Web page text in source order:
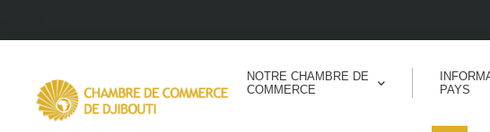
NOTRE CHAMBRE DE
COMMERCE
PAYS